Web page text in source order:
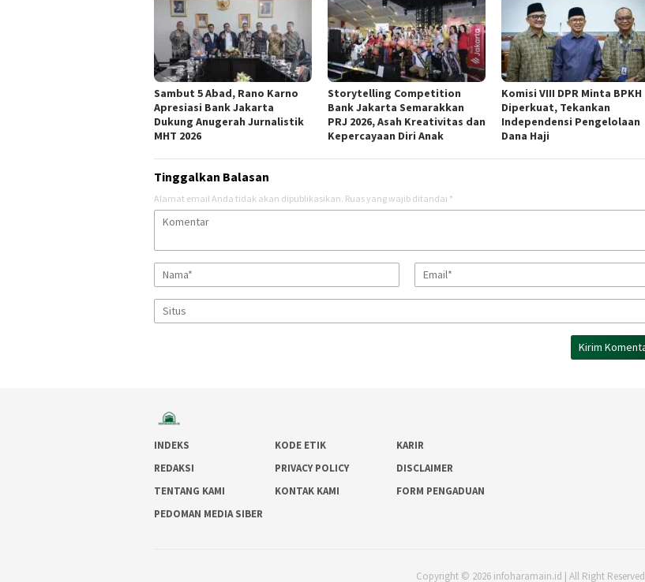
Sambut 5 Abad, Rano Karno
Apresiasi Bank Jakarta
Dukung Anugerah Jurnalistik
MHT 2026
Storytelling Competition
Bank Jakarta Semarakkan
PRJ 2026, Asah Kreativitas dan
Kepercayaan Diri Anak
Komisi VIII DPR Minta BPKH
Diperkuat, Tekankan
Independensi Pengelolaan
Dana Haji
Tinggalkan Balasan
Alamat email Anda tidak akan dipublikasikan. Ruas yang wajib ditandai *
INDEKS KODE ETIK
KARIR
REDAKSI
PRIVACY POLICY
DISCLAIMER
TENTANG KAMI
KONTAK KAMI
FORM PENGADUAN
PEDOMAN MEDIA SIBER
Copyright © 2026 infoharamain.id | All Right Reserved